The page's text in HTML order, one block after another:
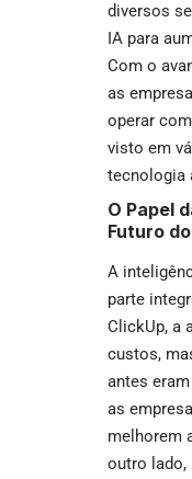
diversos
IA para
Com o
as
operar
visto em
tecnologia
O Papel
Futuro
A
parte
ClickUp, a
custos,
antes
as
melhorem
outro lado,